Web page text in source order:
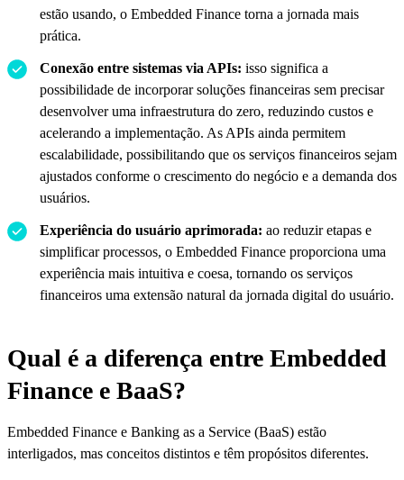
estão usando, o Embedded Finance torna a jornada mais
prática.
Conexão entre sistemas via APIs: isso significa a
possibilidade de incorporar soluções financeiras sem precisar
desenvolver uma infraestrutura do zero, reduzindo custos e
acelerando a implementação. As APIs ainda permitem
escalabilidade, possibilitando que os serviços financeiros sejam
ajustados conforme o crescimento do negócio e a demanda dos
usuários.
Experiência do usuário aprimorada: ao reduzir etapas e
simplificar processos, o Embedded Finance proporciona uma
experiência mais intuitiva e coesa, tornando os serviços
financeiros uma extensão natural da jornada digital do usuário.
Qual é a diferença entre Embedded
Finance e BaaS?
Embedded Finance e Banking as a Service (BaaS) estão
interligados, mas conceitos distintos e têm propósitos diferentes.